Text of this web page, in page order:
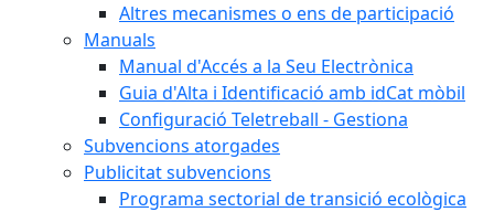
Altres mecanismes o ens de participació
Manuals
Manual d'Accés a la Seu Electrònica
Guia d'Alta i Identificació amb idCat mòbil
Configuració Teletreball - Gestiona
Subvencions atorgades
Publicitat subvencions
Programa sectorial de transició ecològica